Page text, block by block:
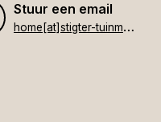
Stuur een email
h
ome[at]stigter-tuinmeubelen.nl